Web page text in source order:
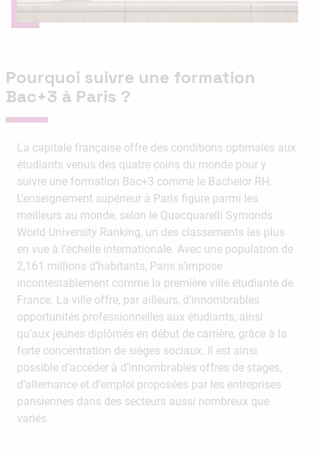
Pourquoi suivre une formation
Bac+3 à Paris ?
La capitale française offre des conditions optimales aux
étudiants venus des quatre coins du monde pour y
suivre une formation Bac+3 comme le Bachelor RH.
L’enseignement supérieur à Paris figure parmi les
meilleurs au monde, selon le Quacquarelli Symonds
World University Ranking, un des classements les plus
en vue à l’échelle internationale. Avec une population de
2,161 millions d’habitants, Paris s’impose
incontestablement comme la première ville étudiante de
France. La ville offre, par ailleurs, d’innombrables
opportunités professionnelles aux étudiants, ainsi
qu’aux jeunes diplômés en début de carrière, grâce à la
forte concentration de sièges sociaux. Il est ainsi
possible d’accéder à d’innombrables offres de stages,
d’alternance et d’emploi proposées par les entreprises
parisiennes dans des secteurs aussi nombreux que
variés.